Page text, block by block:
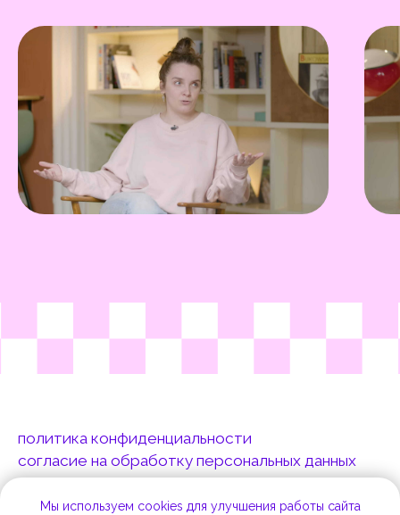
Мы используем cookies для улучшения работы сайта
ООО «СТУДИЯ САУНДСТРИМ», ИНН
7707444483,
Адрес: г. Москва, Всеволожский пер., 2с2
welcome@terminvox.ru
скачать брендбук
согласие на обработку персональных данных
политика конфиденциальности